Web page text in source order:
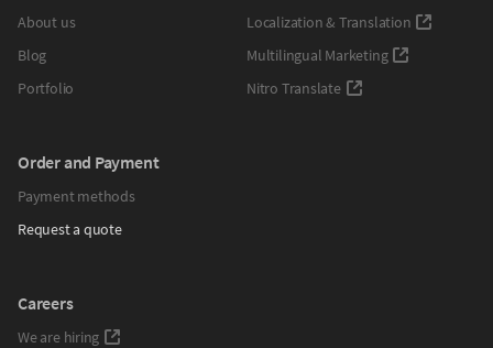
About us
Blog
Portfolio
Order and Payment
Payment methods
Request a quote
Careers
We are hiring
Localization & Translation
Multilingual Marketing
Nitro Translate